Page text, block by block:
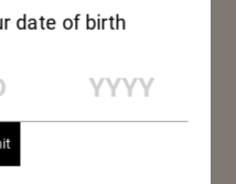
date of birth